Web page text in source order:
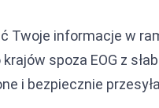
Twoje informacje w
spoza EOG z
i bezpiecznie